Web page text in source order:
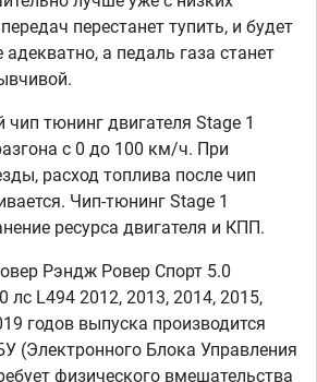
перестанет тупить, и будет
а педаль газа станет
тюнинг двигателя Stage 1
с 0 до 100 км/ч. При
расход топлива после чип
Чип-тюнинг Stage 1
ресурса двигателя и КПП.
Рэндж Ровер Спорт 5.0
лс L494 2012, 2013, 2014, 2015,
годов выпуска производится
(Электронного Блока Управления
физического вмешательства